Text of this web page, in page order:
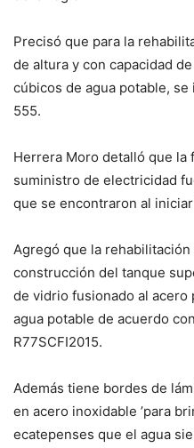
Precisó que para la
de altura y con capacidad
cúbicos de agua potable,
555.
Herrera Moro detalló que la
suministro de electricidad
que se encontraron al
Agregó que la
construcción del tanque
de vidrio fusionado al acero
agua potable de acuerdo
R77SCFI2015.
Además tiene bordes de
en acero inoxidable ’para
ecatepenses que el agua